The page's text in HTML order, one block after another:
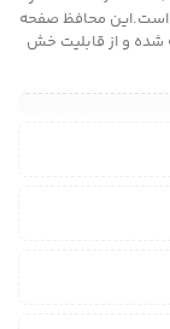
محافظ صفحه
دیده با سختی 9 اچ ساخته شده و از قابلیت خش